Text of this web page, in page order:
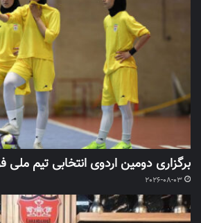
برگزاری دومین اردوی انتخابی تیم ملی
2026-08-03